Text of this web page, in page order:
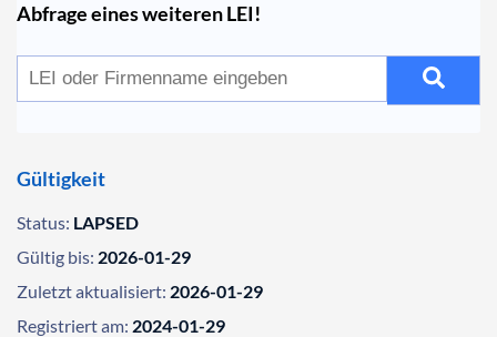
Abfrage eines weiteren LEI!
Gültigkeit
Status: LAPSED
Gültig bis: 2026-01-29
Zuletzt aktualisiert: 2026-01-29
Registriert am: 2024-01-29